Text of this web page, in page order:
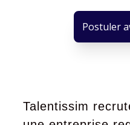
Postuler
Talentissim